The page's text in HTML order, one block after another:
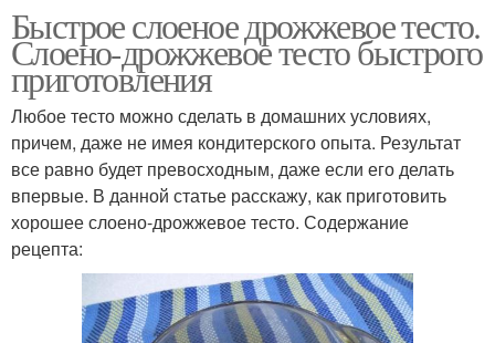
Быстрое слоеное дрожжевое тесто.
Слоено-дрожжевое тесто быстрого
приготовления
Любое тесто можно сделать в домашних условиях,
причем, даже не имея кондитерского опыта. Результат
все равно будет превосходным, даже если его делать
впервые. В данной статье расскажу, как приготовить
хорошее слоено-дрожжевое тесто. Содержание
рецепта: